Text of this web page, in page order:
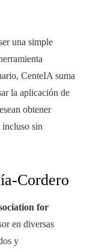
una simple
CenteIA suma
la aplicación de
obtener
incluso sin
Cordero
for
en diversas
y